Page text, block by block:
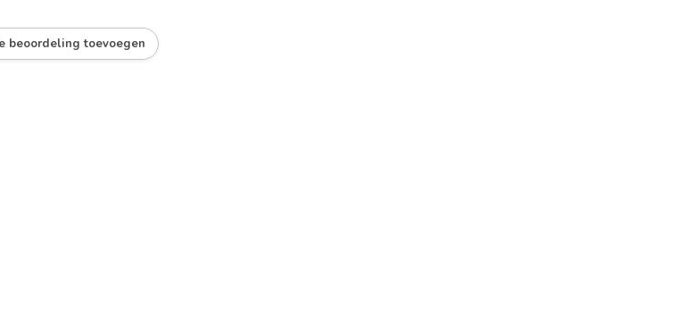
beoordeling toevoegen